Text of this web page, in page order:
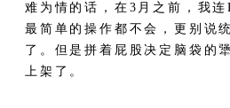
难为情的话，在3月之前，我
最简单的操作都不会，更别说
了。但是拼着屁股决定脑袋的
上架了。